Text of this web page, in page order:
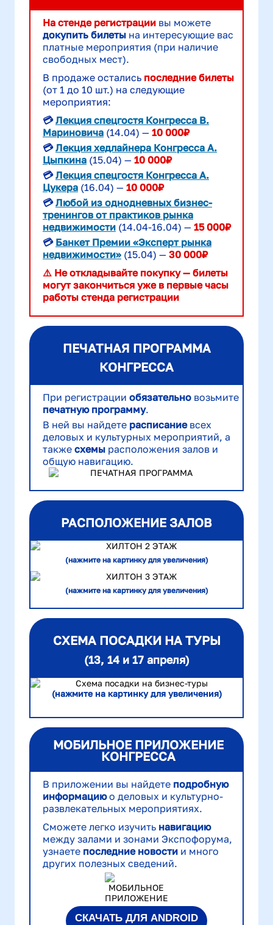
На стенде регистрации вы можете
докупить билеты на интересующие вас
платные мероприятия (при наличие
свободных мест).
В продаже остались последние билеты
(от 1 до 10 шт.) на следующие
мероприятия:
💳Лекция спецгостя Конгресса В.
Мариновича (14.04) — 10 000₽
💳Лекция хедлайнера Конгресса А.
Цыпкина (15.04) — 10 000₽
💳Лекция спецгостя Конгресса А.
Цукера (16.04) — 10 000₽
💳Любой из однодневных бизнес-
тренингов от практиков рынка
недвижимости (14.04-16.04) — 15 000₽
💳 Банкет Премии «Эксперт рынка
недвижимости» (15.04) — 30 000₽
⚠️ Не откладывайте покупку — билеты
могут закончиться уже в первые часы
работы стенда регистрации
ПЕЧАТНАЯ ПРОГРАММА
КОНГРЕССА
При регистрации обязательно возьмите
печатную программу.
В ней вы найдете расписание всех
деловых и культурных мероприятий, а
также схемы расположения залов и
общую навигацию.
РАСПОЛОЖЕНИЕ ЗАЛОВ
(нажмите на картинку для увеличения)
(нажмите на картинку для увеличения)
СХЕМА ПОСАДКИ НА ТУРЫ
(13, 14 и 17 апреля)
(нажмите на картинку для увеличения)
МОБИЛЬНОЕ ПРИЛОЖЕНИЕ
КОНГРЕССА
В приложении вы найдете подробную
информациюо деловых и культурно-
развлекательных мероприятиях.
Сможете легко изучить навигацию
между залами и зонами Экспофорума,
узнаете последние новости и много
других полезных сведений.
СКАЧАТЬ ДЛЯ ANDROID